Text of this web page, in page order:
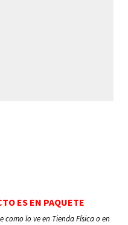
ES EN PAQUETE
como lo ve en Tienda Física o en